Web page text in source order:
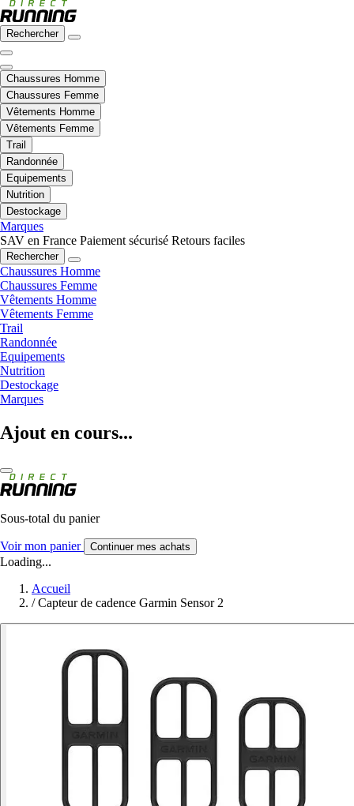
Rechercher
Chaussures Homme
Chaussures Femme
Vêtements Homme
Vêtements Femme
Trail
Randonnée
Equipements
Nutrition
Destockage
Marques
SAV en France Paiement sécurisé Retours faciles
Rechercher
Chaussures Homme
Chaussures Femme
Vêtements Homme
Vêtements Femme
Trail
Randonnée
Equipements
Nutrition
Destockage
Marques
Ajout en cours...
Sous-total du panier
Voir mon panier Continuer mes achats
Loading...
Accueil
/ Capteur de cadence Garmin Sensor 2